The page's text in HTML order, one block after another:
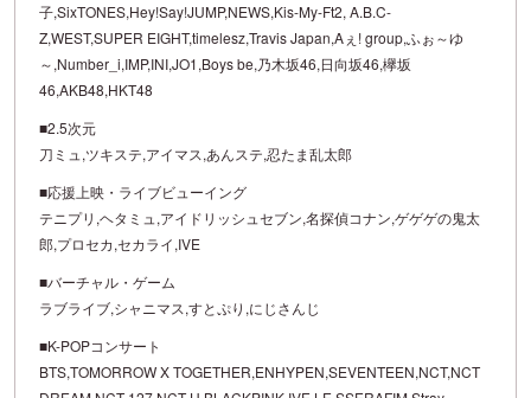
子,SixTONES,Hey!Say!JUMP,NEWS,Kis-My-Ft2, A.B.C-
Z,WEST,SUPER EIGHT,timelesz,Travis Japan,Aぇ! group,ふぉ～ゆ
～,Number_i,IMP,INI,JO1,Boys be,乃木坂46,日向坂46,欅坂
46,AKB48,HKT48
■2.5次元
刀ミュ,ツキステ,アイマス,あんステ,忍たま乱太郎
■応援上映・ライブビューイング
テニプリ,ヘタミュ,アイドリッシュセブン,名探偵コナン,ゲゲゲの鬼太
郎,プロセカ,セカライ,IVE
■バーチャル・ゲーム
ラブライブ,シャニマス,すとぷり,にじさんじ
■K-POPコンサート
BTS,TOMORROW X TOGETHER,ENHYPEN,SEVENTEEN,NCT,NCT